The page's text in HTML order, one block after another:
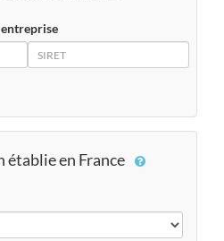
entreprise
établie en France